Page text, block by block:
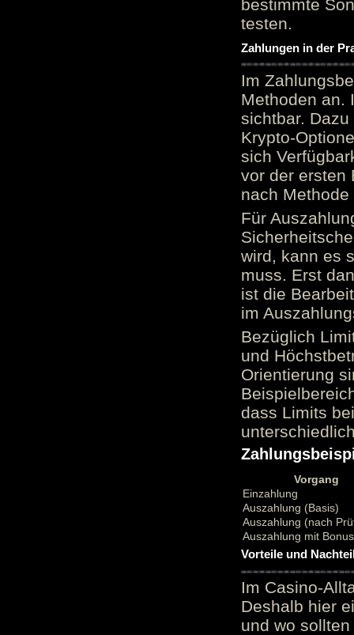
bestimmte
testen.
Zahlungen in der
Im
Methoden an.
sichtbar.
Krypto-
sich
vor der ersten
nach
Für
wird, kann es
muss. Erst
ist die
im
Bezüglich
und
Orientierung
dass Limits
Vorgang
Einzahlung
Auszahlung (Basis)
Auszahlung (nach
Auszahlung mit
Vorteile und
Im Casino-
Deshalb hier
und wo